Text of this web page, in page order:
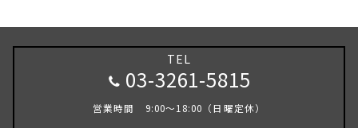
TEL
03-3261-5815
営業時間 9:00～18:00（日曜定休）